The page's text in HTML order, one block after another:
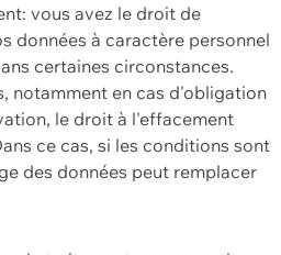
vous avez le droit de
données à caractère personnel
certaines circonstances.
notamment en cas d'obligation
le droit à l'effacement
ce cas, si les conditions sont
des données peut remplacer